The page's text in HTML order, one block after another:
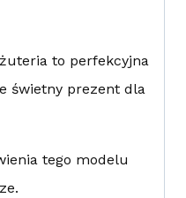
to perfekcyjna
świetny prezent dla
tego modelu